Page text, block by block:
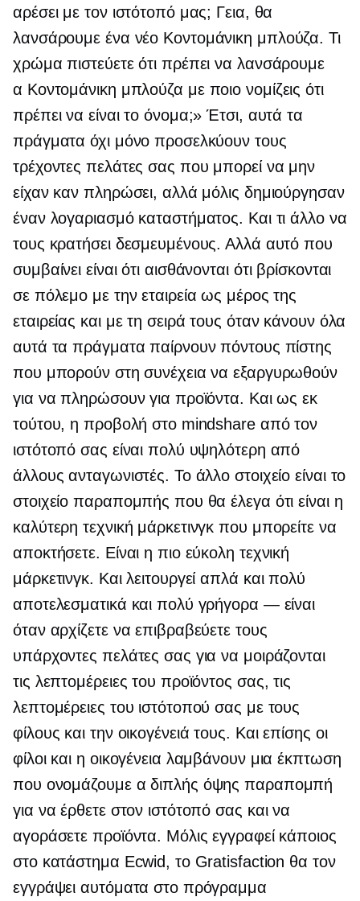
αρέσει με τον ιστότοπό μας; Γεια, θα
λανσάρουμε ένα νέο Κοντομάνικη μπλούζα. Τι
χρώμα πιστεύετε ότι πρέπει να λανσάρουμε
α Κοντομάνικη μπλούζα με ποιο νομίζεις ότι
πρέπει να είναι το όνομα;» Έτσι, αυτά τα
πράγματα όχι μόνο προσελκύουν τους
τρέχοντες πελάτες σας που μπορεί να μην
είχαν καν πληρώσει, αλλά μόλις δημιούργησαν
έναν λογαριασμό καταστήματος. Και τι άλλο να
τους κρατήσει δεσμευμένους. Αλλά αυτό που
συμβαίνει είναι ότι αισθάνονται ότι βρίσκονται
σε πόλεμο με την εταιρεία ως μέρος της
εταιρείας και με τη σειρά τους όταν κάνουν όλα
αυτά τα πράγματα παίρνουν πόντους πίστης
που μπορούν στη συνέχεια να εξαργυρωθούν
για να πληρώσουν για προϊόντα. Και ως εκ
τούτου, η προβολή στο mindshare από τον
ιστότοπό σας είναι πολύ υψηλότερη από
άλλους ανταγωνιστές. Το άλλο στοιχείο είναι το
στοιχείο παραπομπής που θα έλεγα ότι είναι η
καλύτερη τεχνική μάρκετινγκ που μπορείτε να
αποκτήσετε. Είναι η πιο εύκολη τεχνική
μάρκετινγκ. Και λειτουργεί απλά και πολύ
αποτελεσματικά και πολύ γρήγορα — είναι
όταν αρχίζετε να επιβραβεύετε τους
υπάρχοντες πελάτες σας για να μοιράζονται
τις λεπτομέρειες του προϊόντος σας, τις
λεπτομέρειες του ιστότοπού σας με τους
φίλους και την οικογένειά τους. Και επίσης οι
φίλοι και η οικογένεια λαμβάνουν μια έκπτωση
που ονομάζουμε αδιπλής όψης παραπομπή
για να έρθετε στον ιστότοπό σας και να
αγοράσετε προϊόντα. Μόλις εγγραφεί κάποιος
στο κατάστημα Ecwid, το Gratisfaction θα τον
εγγράψει αυτόματα στο πρόγραμμα